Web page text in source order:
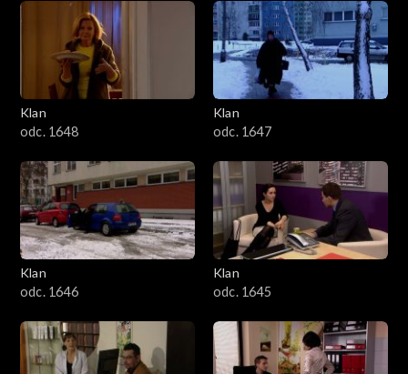
Klan
odc. 1648
Klan
odc. 1647
Klan
odc. 1646
Klan
odc. 1645